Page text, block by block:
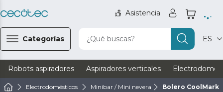
Asistencia
Categorías ¿Qué buscas? ES
Robots aspiradores Aspiradores verticales
Electrodomésticos Minibar / Mini nevera Bolero